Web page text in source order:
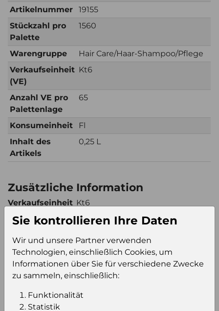
Artikelnummer
19155
Stückzahl pro
Palette
1560
Warengruppe
Hair Care/Haar-Shampoo/Pflege
Verkaufseinheit
(VE)
Kt6
Anzahl VE pro
Palettenlage
65
Konsumeinheit
Fl
Inhalt des
Artikels
0,25 L
Zusätzliche Information
Verkaufseinheit
(VE)
Kt6
pro Palette
Konsumeinheit Fl
Stückzahl pro
Palette
1560
Sie kontrollieren Ihre Daten
Wir und unsere Partner verwenden
Technologien, einschließlich Cookies, um
Informationen über Sie für verschiedene Zwecke
zu sammeln, einschließlich:
Funktionalität
Statistik